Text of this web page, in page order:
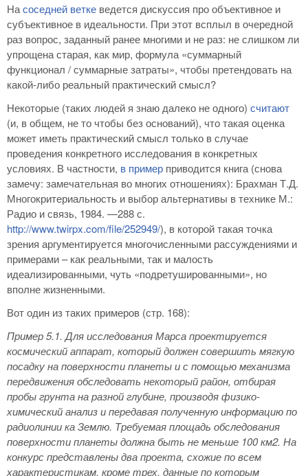
Насоседней ветке ведется дискуссия про объективное и
субъективное в идеальности. При этот всплыл в очередной
раз вопрос, заданный ранее многими и не раз: не слишком ли
упрощена старая, как мир, формула «суммарный
функционал / суммарные затраты», чтобы претендовать на
какой-либо реальный практический смысл?
Некоторые (таких людей я знаю далеко не одного) считают
(и, в общем, не то чтобы без оснований), что такая оценка
может иметь практический смысл только в случае
проведения конкретного исследования в конкретных
условиях. В частности, в пример приводится книга (снова
замечу: замечательная во многих отношениях): Брахман Т.Д.
Многокритериальность и выбор альтернативы в технике М.:
Радио и связь, 1984. —288 с.
http://www.twirpx.com/file/252949/), в которой такая точка
зрения аргументируется многочисленными рассуждениями и
примерами – как реальными, так и малость
идеализированными, чуть «подретушированными», но
вполне жизненными.
Вот один из таких примеров (стр. 168):
Пример 5.1. Для исследования Марса проектируется
космический аппарат, который должен совершить мягкую
посадку на поверхности планеты и с помощью механизма
передвижения обследовать некоторый район, отбирая
пробы грунта на разной глубине, производя физико-
химический анализ и передавая полученную информацию по
радиолинии ка Землю. Требуемая площадь обследования
поверхности планеты должна быть не меньше 100 км2. На
конкурс представлены два проекта, схожие по всем
характеристикам, кроме трех, данные по которым